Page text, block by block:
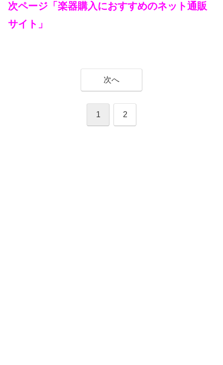
次ページ「楽器購入におすすめのネット通販
サイト」
次へ
1 2